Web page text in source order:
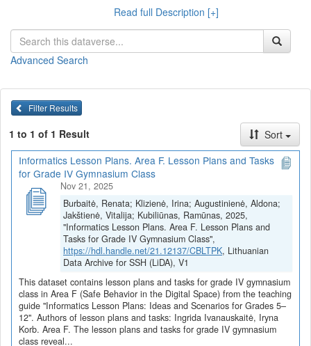
duomenų šifravimas, teisės aktų taikymas bei praktinės
kompetencijos, susijusios su skaitmeniniu saugumu ir privatumu.
Tokia turinio kryptis glaudžiai dera su bendrosios informatikos
programos siekiais – ugdyti kritiškai mąstantį, teisines ir etines
Pamokų planai ir užduotys(juos galiteperžiūrėtiarbaparsisiųsti
viename dokumente)
Asmens duomenų teisėtas naudojimas. Įvadinė pamoka
(Ingrida Ivanauskaitė)
Asmens duomenų teisėtas naudojimas. Pristatymų kūrimas
(Ingrida Ivanauskaitė)
Asmens duomenų teisėtas naudojimas (Ingrida
Ivanauskaitė)
Elektroninis parašas ir elektroninė laiko žyma (Iryna Korbut)
Kvalifikuotas ir nekvalifikuotas elektroninis parašas (Iryna
Korbut)
Duomenų ir pranešimų šifravimas (Iryna Korbut)
Visi F srities pamokų planai ir užduotys
Pamokų planai ir užduotys parengti vykdant projektą „Skaitmeninė
švietimo transformacija („EdTech“)(Nr. 10-004-P-0001)“,
įgyvendintą pagal ekonomikos gaivinimo ir atsparumo didinimo
planą „Naujos kartos Lietuva“, finansuojamą Europos Sąjungos
Read full Description [+]
Advanced Search
Filter Results
1 to 1 of 1 Result
Sort
Informatics Lesson Plans. Area F. Lesson Plans and Tasks
for Grade IV Gymnasium Class
Nov 21, 2025
Burbaitė, Renata; Klizienė, Irina; Augustinienė, Aldona;
Jakštienė, Vitalija; Kubiliūnas, Ramūnas, 2025,
"Informatics Lesson Plans. Area F. Lesson Plans and
Tasks for Grade IV Gymnasium Class",
https://hdl.handle.net/21.12137/CBLTPK, Lithuanian
Data Archive for SSH (LiDA), V1
This dataset contains lesson plans and tasks for grade IV gymnasium
class in Area F (Safe Behavior in the Digital Space) from the teaching
guide "Informatics Lesson Plans: Ideas and Scenarios for Grades 5–
12". Authors of lesson plans and tasks: Ingrida Ivanauskaitė, Iryna
Korb. Area F. The lesson plans and tasks for grade IV gymnasium
class reveal...